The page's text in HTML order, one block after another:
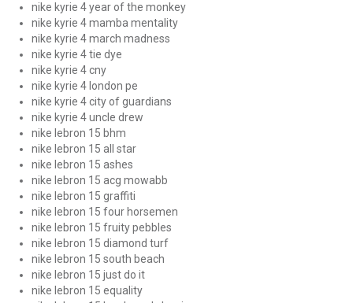
nike kyrie 4 year of the monkey
nike kyrie 4 mamba mentality
nike kyrie 4 march madness
nike kyrie 4 tie dye
nike kyrie 4 cny
nike kyrie 4 london pe
nike kyrie 4 city of guardians
nike kyrie 4 uncle drew
nike lebron 15 bhm
nike lebron 15 all star
nike lebron 15 ashes
nike lebron 15 acg mowabb
nike lebron 15 graffiti
nike lebron 15 four horsemen
nike lebron 15 fruity pebbles
nike lebron 15 diamond turf
nike lebron 15 south beach
nike lebron 15 just do it
nike lebron 15 equality